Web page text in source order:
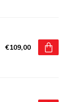
€109,00